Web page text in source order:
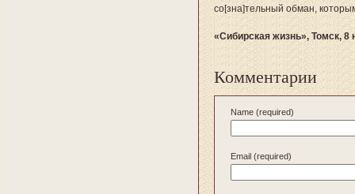
со[зна]тельный обман,
«Сибирская жизнь», Томск, 8
Комментарии
Name (required)
Email (required)